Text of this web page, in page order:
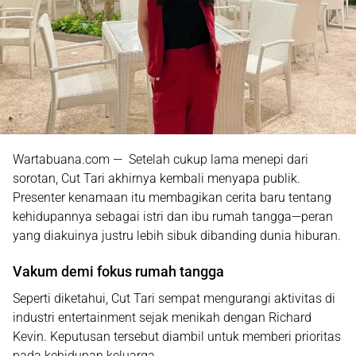
Wartabuana.com — Setelah cukup lama menepi dari
sorotan, Cut Tari akhirnya kembali menyapa publik.
Presenter kenamaan itu membagikan cerita baru tentang
kehidupannya sebagai istri dan ibu rumah tangga—peran
yang diakuinya justru lebih sibuk dibanding dunia hiburan.
Vakum demi fokus rumah tangga
Seperti diketahui, Cut Tari sempat mengurangi aktivitas di
industri entertainment sejak menikah dengan Richard
Kevin. Keputusan tersebut diambil untuk memberi prioritas